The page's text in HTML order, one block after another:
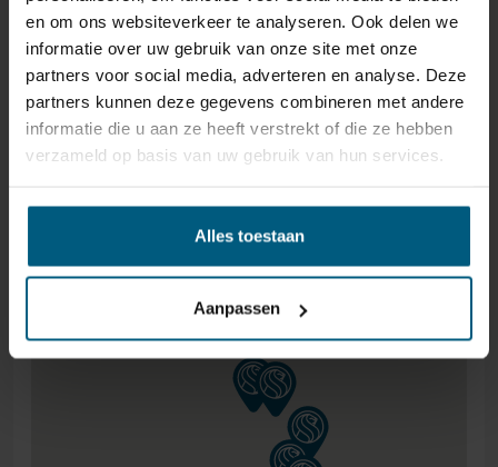
en om ons websiteverkeer te analyseren. Ook delen we
informatie over uw gebruik van onze site met onze
partners voor social media, adverteren en analyse. Deze
partners kunnen deze gegevens combineren met andere
informatie die u aan ze heeft verstrekt of die ze hebben
verzameld op basis van uw gebruik van hun services.
Alles toestaan
Aanpassen
€1000,- GRATIS.